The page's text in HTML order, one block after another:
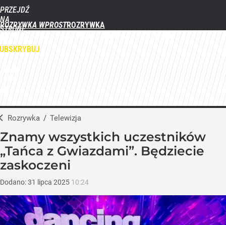
PRZEJDŹ
NA
STRONĘ
WPROST.PL
ROZRYWKA WPROST
Rozrywka / Telewizja
Znamy wszystkich uczestników
„Tańca z Gwiazdami”. Będziecie
zaskoczeni
Dodano:31 lipca 2025 10:24